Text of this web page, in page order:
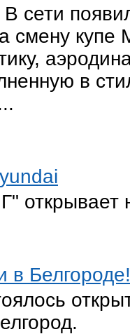
В сети
смену
в
открывает
в Белгороде!